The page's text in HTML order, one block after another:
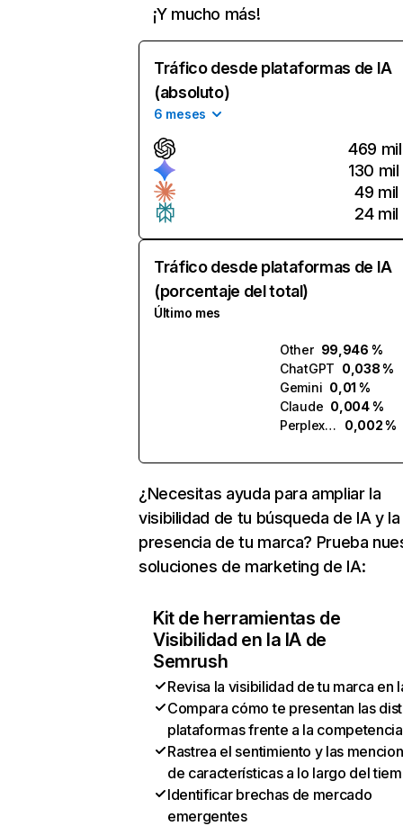
¡Y mucho más!
Tráfico desde plataformas de IA
(absoluto)
6 meses
469 mil
130 mil
49 mil
24 mil
Tráfico desde plataformas de IA
(porcentaje del total)
Último mes
Other 99,946 %
ChatGPT 0,038 %
Gemini 0,01 %
Claude 0,004 %
Perplexity
0,002 %
¿Necesitas ayuda para ampliar la
visibilidad de tu búsqueda de IA y la
presencia de tu marca? Prueba
soluciones de marketing de IA:
Kit de herramientas de
Visibilidad en la IA de
Semrush
Revisa la visibilidad de tu marca en
Compara cómo te presentan las
plataformas frente a la competencia
Rastrea el sentimiento y las
de características a lo largo del
Identificar brechas de mercado
emergentes